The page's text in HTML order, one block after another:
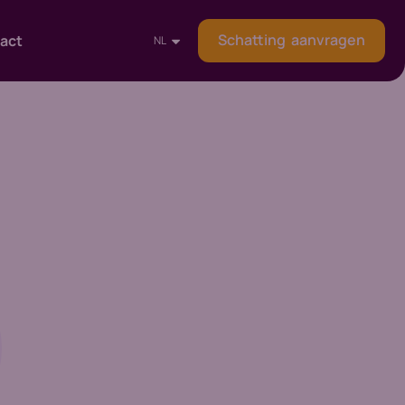
NL Schatting aanvragen